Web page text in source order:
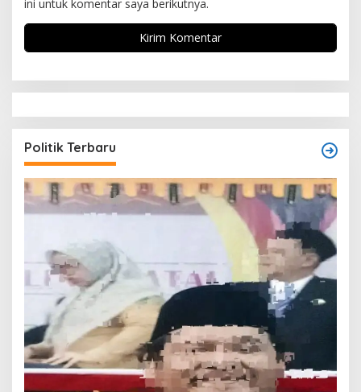
ini untuk komentar saya berikutnya.
Politik Terbaru